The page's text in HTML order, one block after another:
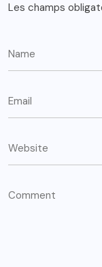
Les champs